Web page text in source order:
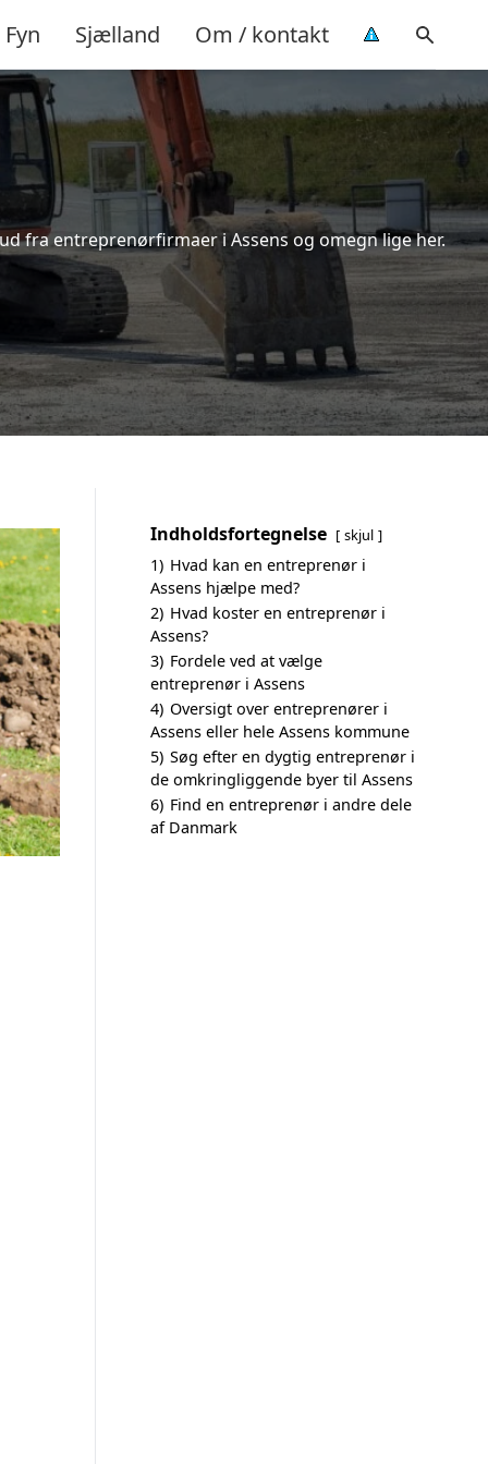
Fyn Sjælland Om / kontakt
fra entreprenørfirmaer i Assens og omegn lige her.
Indholdsfortegnelse skjul
1) Hvad kan en entreprenør i
Assens hjælpe med?
2) Hvad koster en entreprenør i
Assens?
3) Fordele ved at vælge
entreprenør i Assens
4) Oversigt over entreprenører i
Assens eller hele Assens kommune
5) Søg efter en dygtig entreprenør i
de omkringliggende byer til Assens
6) Find en entreprenør i andre dele
af Danmark